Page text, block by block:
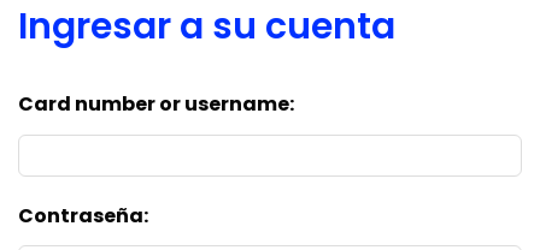
Ingresar a su cuenta
Card number or username:
Contraseña: